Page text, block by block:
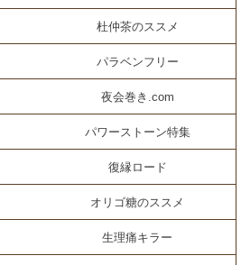
杜仲茶のススメ
パラベンフリー
夜会巻き.com
パワーストーン特集
復縁ロード
オリゴ糖のススメ
生理痛キラー